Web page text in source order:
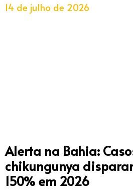
14 de julho de 2026
Alerta na Bahia:
chikungunya
150% em 2026